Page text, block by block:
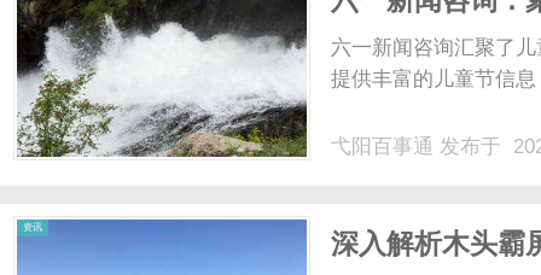
六一新闻咨询汇聚了
提供丰富的儿童节信
弋阳百事通 发布于
资讯
深入解析木头霸